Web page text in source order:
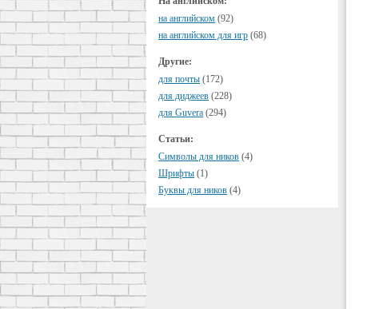
на английском (92)
на английском для игр (68)
Другие:
для почты (172)
для диджеев (228)
для Guvera (294)
Статьи:
Символы для ников (4)
Шрифты (1)
Буквы для ников (4)